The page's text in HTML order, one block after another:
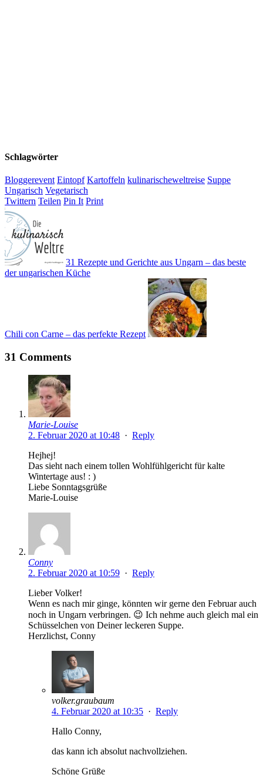
Schlagwörter
Bloggerevent Eintopf Kartoffeln kulinarischeweltreise Suppe
Ungarisch Vegetarisch
Twittern Teilen Pin It Print
31 Rezepte und Gerichte aus Ungarn – das beste
der ungarischen Küche
Chili con Carne – das perfekte Rezept
31 Comments
Marie-Louise
2. Februar 2020 at 10:48 · Reply
Hejhej!
Das sieht nach einem tollen Wohlfühlgericht für kalte
Wintertage aus! : )
Liebe Sonntagsgrüße
Marie-Louise
Conny
2. Februar 2020 at 10:59 · Reply
Lieber Volker!
Wenn es nach mir ginge, könnten wir gerne den Februar auch
noch in Ungarn verbringen. 😉 Ich nehme auch gleich mal ein
Schüsselchen von Deiner leckeren Suppe.
Herzlichst, Conny
volker.graubaum
4. Februar 2020 at 10:35 · Reply
Hallo Conny,
das kann ich absolut nachvollziehen.
Schöne Grüße